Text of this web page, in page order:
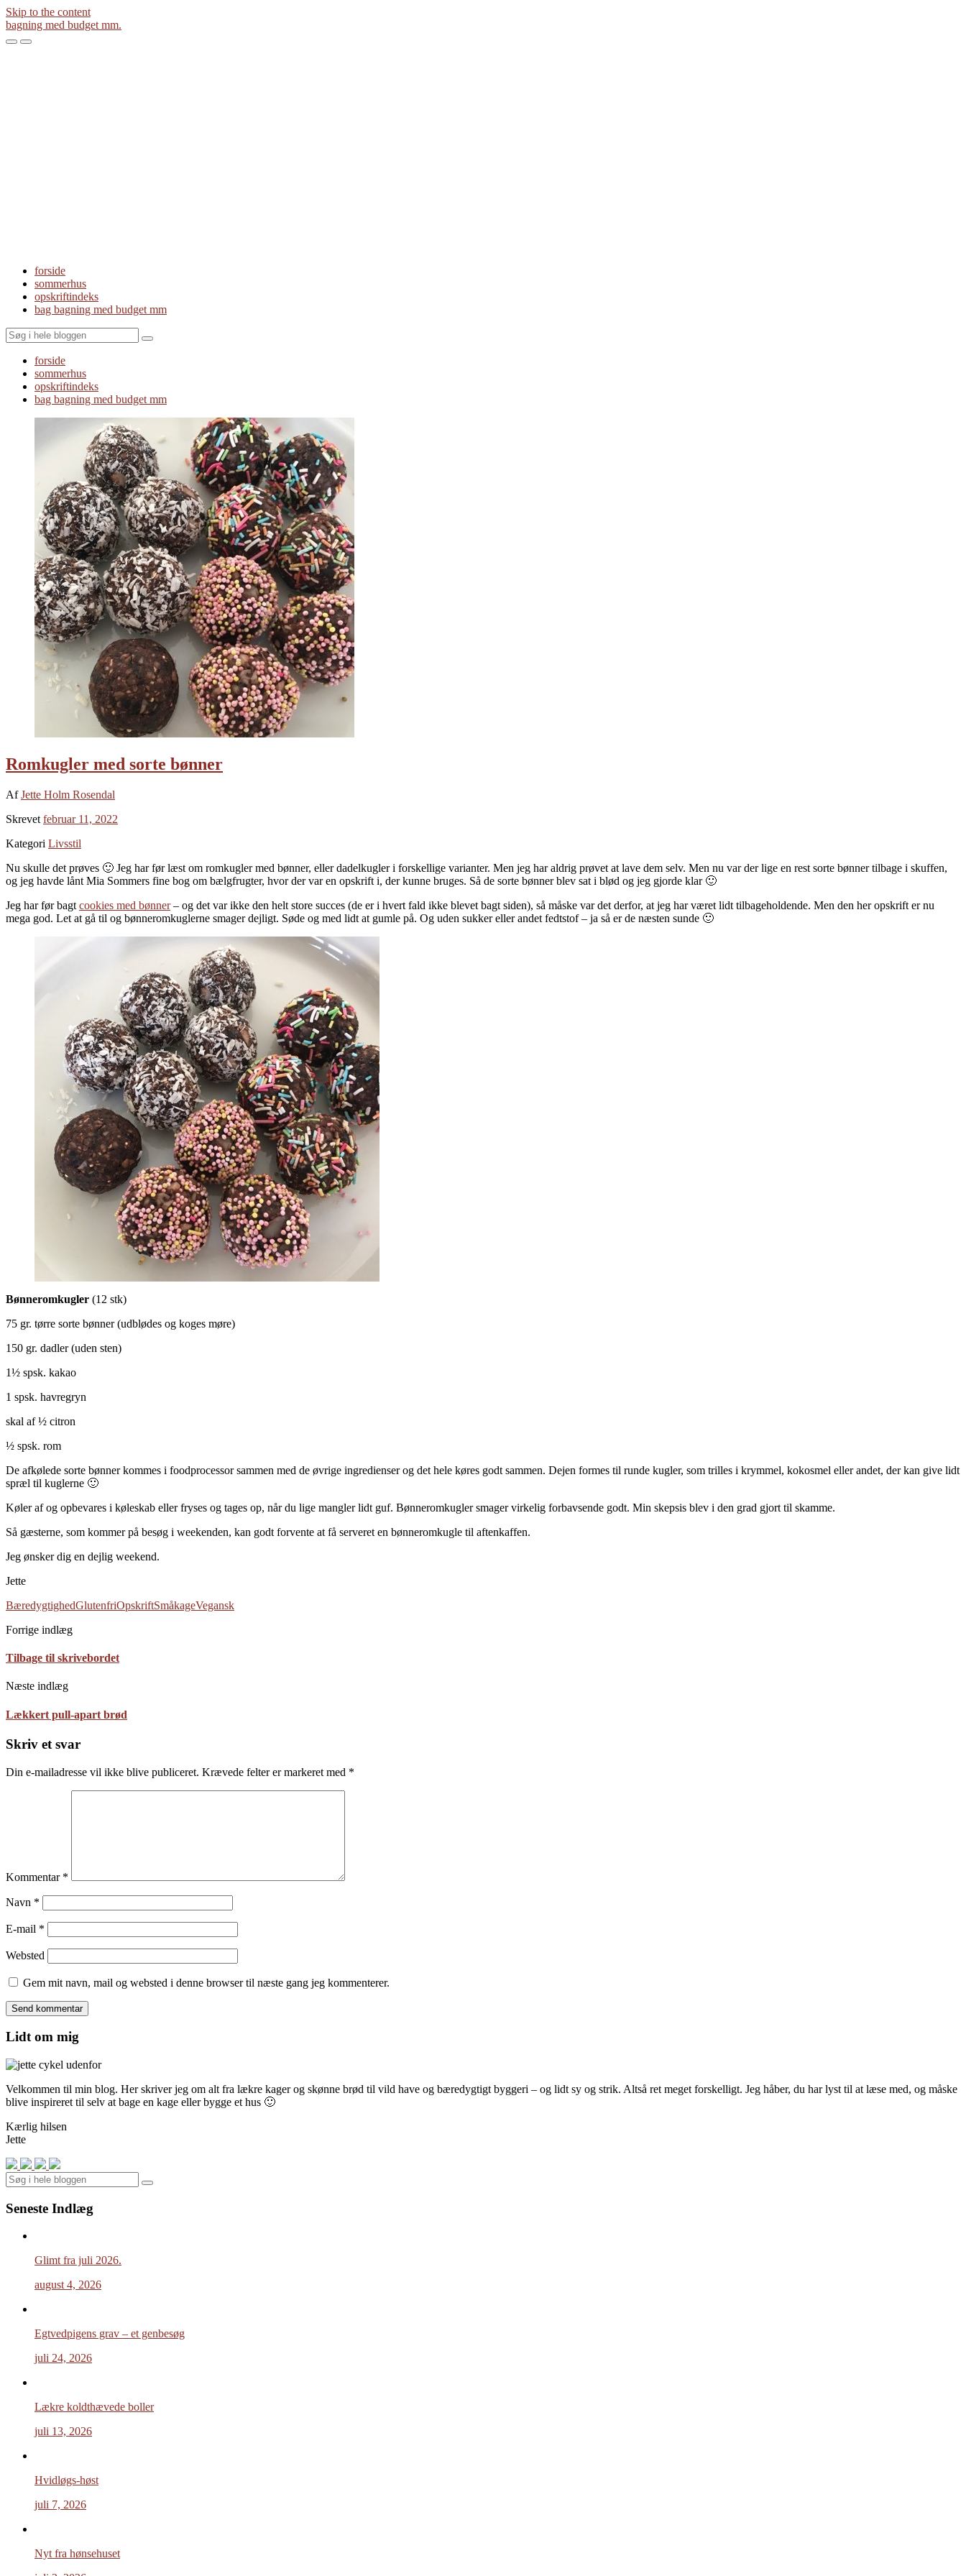
Skip to the content
bagning med budget mm.
ToggleToggle
forside
sommerhus
opskriftindeks
bag bagning med budget mm
Search
forside
sommerhus
opskriftindeks
bag bagning med budget mm
Romkugler med sorte bønner
AfJette Holm Rosendal
Skrevet februar 11, 2022
Kategori Livsstil
Nu skulle det prøves 🙂 Jeg har før læst om romkugler med bønner, eller dadelkugler i forskellige varianter. Men jeg har aldrig prøvet at lave dem selv. Men nu var der lige en rest sorte bønner tilbage i skuffen,
og jeg havde lånt Mia Sommers fine bog om bælgfrugter, hvor der var en opskrift i, der kunne bruges. Så de sorte bønner blev sat i blød og jeg gjorde klar 🙂
Jeg har før bagt cookies med bønner– og det var ikke den helt store succes (de er i hvert fald ikke blevet bagt siden), så måske var det derfor, at jeg har været lidt tilbageholdende. Men den her opskrift er nu
mega god. Let at gå til og bønneromkuglerne smager dejligt. Søde og med lidt at gumle på. Og uden sukker eller andet fedtstof – ja så er de næsten sunde 🙂
Bønneromkugler (12 stk)
75 gr. tørre sorte bønner (udblødes og koges møre)
150 gr. dadler (uden sten)
1½ spsk. kakao
1 spsk. havregryn
skal af ½ citron
½ spsk. rom
De afkølede sorte bønner kommes i foodprocessor sammen med de øvrige ingredienser og det hele køres godt sammen. Dejen formes til runde kugler, som trilles i krymmel, kokosmel eller andet, der kan give lidt
spræl til kuglerne 🙂
Køler af og opbevares i køleskab eller fryses og tages op, når du lige mangler lidt guf. Bønneromkugler smager virkelig forbavsende godt. Min skepsis blev i den grad gjort til skamme.
Så gæsterne, som kommer på besøg i weekenden, kan godt forvente at få serveret en bønneromkugle til aftenkaffen.
Jeg ønsker dig en dejlig weekend.
Jette
BæredygtighedGlutenfriOpskriftSmåkageVegansk
Forrige indlæg
Tilbage til skrivebordet
Næste indlæg
Lækkert pull-apart brød
Skriv et svar
Din e-mailadresse vil ikke blive publiceret. Krævede felter er markeret med *
Kommentar *
Navn *
E-mail *
Websted
Gem mit navn, mail og websted i denne browser til næste gang jeg kommenterer.
Lidt om mig
Velkommen til min blog. Her skriver jeg om alt fra lækre kager og skønne brød til vild have og bæredygtigt byggeri – og lidt sy og strik. Altså ret meget forskelligt. Jeg håber, du har lyst til at læse med, og måske
blive inspireret til selv at bage en kage eller bygge et hus 🙂
Kærlig hilsen
Jette
Search
Seneste Indlæg
Glimt fra juli 2026.
august 4, 2026
Egtvedpigens grav – et genbesøg
juli 24, 2026
Lækre koldthævede boller
juli 13, 2026
Hvidløgs-høst
juli 7, 2026
Nyt fra hønsehuset